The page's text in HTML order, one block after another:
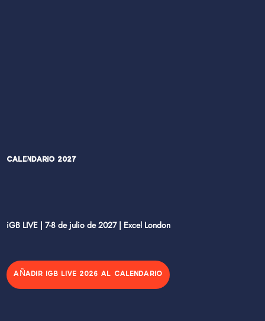
Calendario 2027
iGB LIVE | 7-8 de julio de 2027 | Excel London
AÑADIR IGB LIVE 2026 AL CALENDARIO